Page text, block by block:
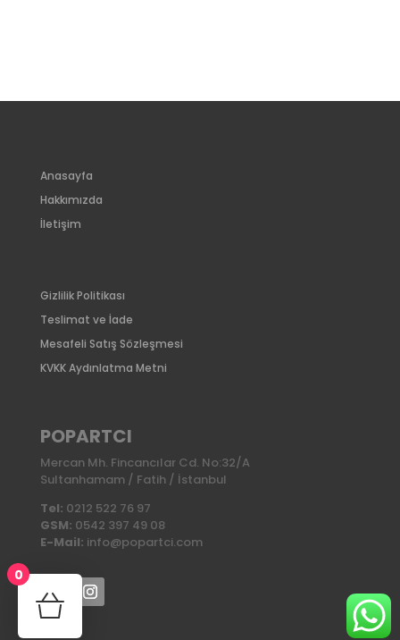
Anasayfa
Hakkımızda
İletişim
Gizlilik Politikası
Teslimat ve İade
Mesafeli Satış Sözleşmesi
KVKK Aydınlatma Metni
POPARTCI
Mercan Mh. Fincancılar Cd. No:32/A
Sultanhamam / Fatih / İstanbul
Tel: 0212 522 76 97
GSM: 0542 397 49 08
E-Mail: info@popartci.com
0